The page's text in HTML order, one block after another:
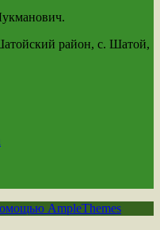
район, с. Шатой,
AmpleThemes